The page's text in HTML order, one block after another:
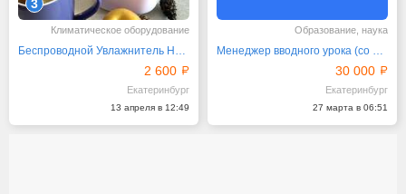
3
Климатическое оборудование
Беспроводной Увлажнитель H2O Humidifier Power
2 600
Екатеринбург
13 апреля в 12:49
Образование, наука
Менеджер вводного урока (со знанием английского языка)
30 000
Екатеринбург
27 марта в 06:51